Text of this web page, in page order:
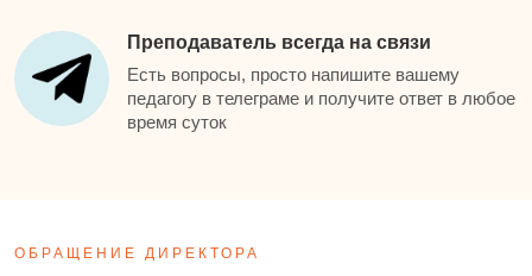
Преподаватель всегда на связи
Есть вопросы, просто напишите вашему
педагогу в телеграме и получите ответ в любое
время суток
ОБРАЩЕНИЕ ДИРЕКТОРА